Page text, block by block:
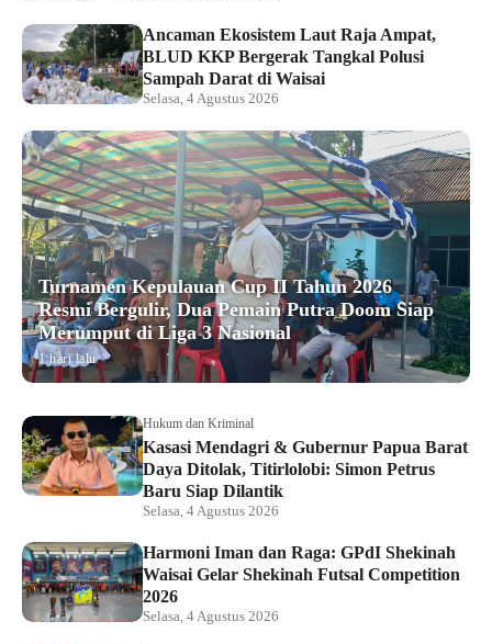
Ancaman Ekosistem Laut Raja Ampat,
BLUD KKP Bergerak Tangkal Polusi
Sampah Darat di Waisai
Selasa, 4 Agustus 2026
Turnamen Kepulauan Cup II Tahun 2026
Resmi Bergulir, Dua Pemain Putra Doom Siap
Merumput di Liga 3 Nasional
1 hari lalu
Hukum dan Kriminal
Kasasi Mendagri & Gubernur Papua Barat
Daya Ditolak, Titirlolobi: Simon Petrus
Baru Siap Dilantik
Selasa, 4 Agustus 2026
Harmoni Iman dan Raga: GPdI Shekinah
Waisai Gelar Shekinah Futsal Competition
2026
Selasa, 4 Agustus 2026